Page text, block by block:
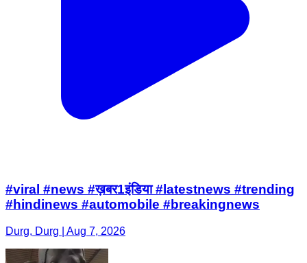
#viral #news #ख़बर1इंडिया #latestnews #trending
#hindinews #automobile #breakingnews
Durg, Durg | Aug 7, 2026